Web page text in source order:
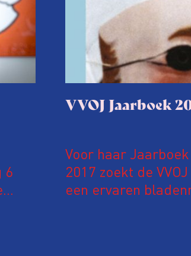
6
VVOJ Jaarboek
Voor haar
2017 zoekt de
een ervaren